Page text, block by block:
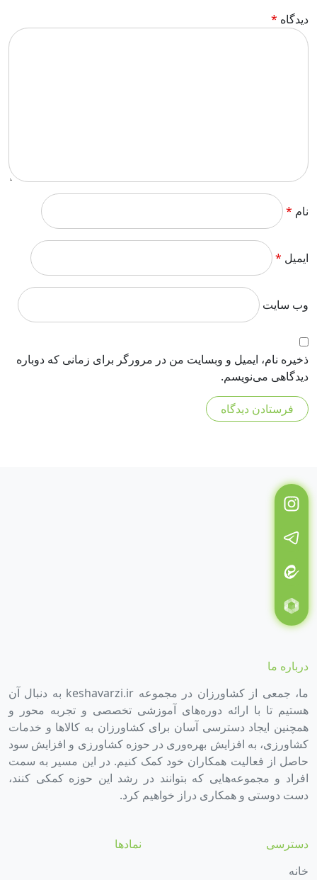
دیدگاه *
نام *
ایمیل *
وب‌ سایت
ذخیره نام، ایمیل و وبسایت من در مرورگر برای زمانی که دوباره
دیدگاهی می‌نویسم.
درباره ما
ما، جمعی از کشاورزان در مجموعه keshavarzi.ir به دنبال آن
هستیم تا با ارائه دوره‌های آموزشی تخصصی و تجربه محور و
همچنین ایجاد دسترسی آسان برای کشاورزان به کالاها و خدمات
کشاورزی، به افزایش بهره‌وری در حوزه کشاورزی و افزایش سود
حاصل از فعالیت همکاران خود کمک کنیم. در این مسیر به سمت
افراد و مجموعه‌هایی که بتوانند در رشد این حوزه کمکی کنند،
دست دوستی و همکاری دراز خواهیم کرد.
دسترسی
خانه
نمادها